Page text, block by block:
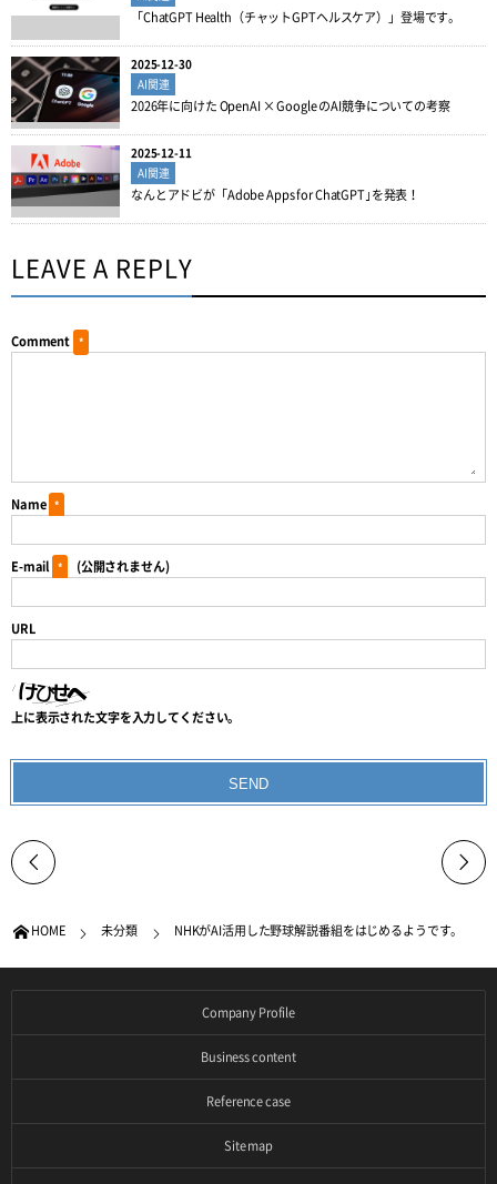
「ChatGPT Health（チャットGPTヘルスケア）」登場です。
2025-12-30
AI関連
2026年に向けた OpenAI × Google のAI競争についての考察
2025-12-11
AI関連
なんとアドビが「Adobe Apps for ChatGPT｣を発表！
LEAVE A REPLY
Comment *
Name *
E-mail * (公開されません)
URL
上に表示された文字を入力してください。
HOME 未分類 NHKがAI活用した野球解説番組をはじめるようです。
Company Profile
Business content
Reference case
Site map